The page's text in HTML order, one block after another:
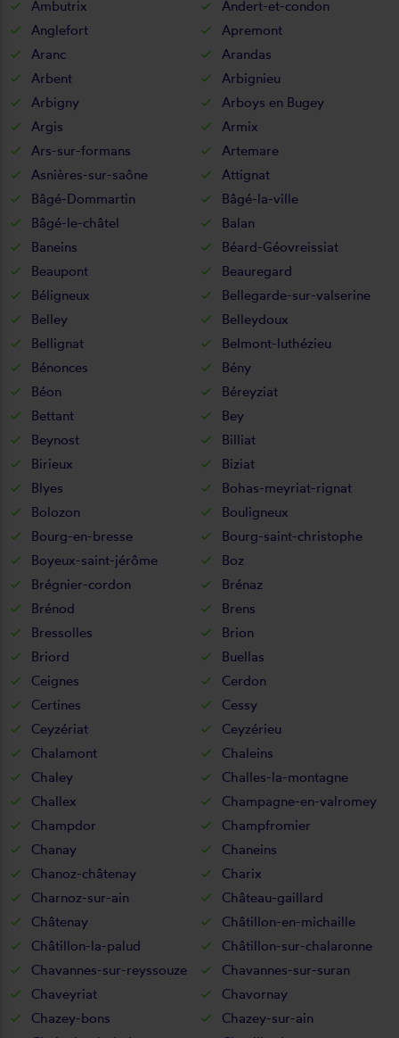
Ambutrix
Andert-et-condon
Anglefort
Apremont
Aranc
Arandas
Arbent
Arbignieu
Arbigny
Arboys en Bugey
Argis
Armix
Ars-sur-formans
Artemare
Asnières-sur-saône
Attignat
Bâgé-Dommartin
Bâgé-la-ville
Bâgé-le-châtel
Balan
Baneins
Béard-Géovreissiat
Beaupont
Beauregard
Béligneux
Bellegarde-sur-valserine
Belley
Belleydoux
Bellignat
Belmont-luthézieu
Bénonces
Bény
Béon
Béreyziat
Bettant
Bey
Beynost
Billiat
Birieux
Biziat
Blyes
Bohas-meyriat-rignat
Bolozon
Bouligneux
Bourg-en-bresse
Bourg-saint-christophe
Boyeux-saint-jérôme
Boz
Brégnier-cordon
Brénaz
Brénod
Brens
Bressolles
Brion
Briord
Buellas
Ceignes
Cerdon
Certines
Cessy
Ceyzériat
Ceyzérieu
Chalamont
Chaleins
Chaley
Challes-la-montagne
Challex
Champagne-en-valromey
Champdor
Champfromier
Chanay
Chaneins
Chanoz-châtenay
Charix
Charnoz-sur-ain
Château-gaillard
Châtenay
Châtillon-en-michaille
Châtillon-la-palud
Châtillon-sur-chalaronne
Chavannes-sur-reyssouze
Chavannes-sur-suran
Chaveyriat
Chavornay
Chazey-bons
Chazey-sur-ain